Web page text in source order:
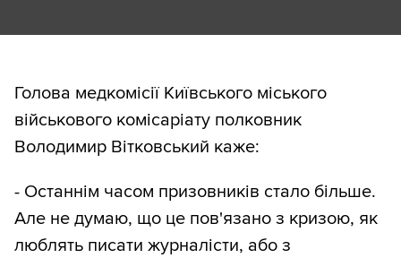
Голова медкомісії Київського міського
військового комісаріату полковник
Володимир Вітковський каже:
- Останнім часом призовників стало більше.
Але не думаю, що це пов'язано з кризою, як
люблять писати журналісти, або з